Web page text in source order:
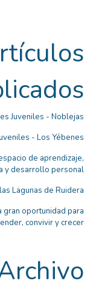
Juveniles - Noblejas
- Los Yébenes
de aprendizaje,
y desarrollo personal
Lagunas de Ruidera
gran oportunidad para
convivir y crecer